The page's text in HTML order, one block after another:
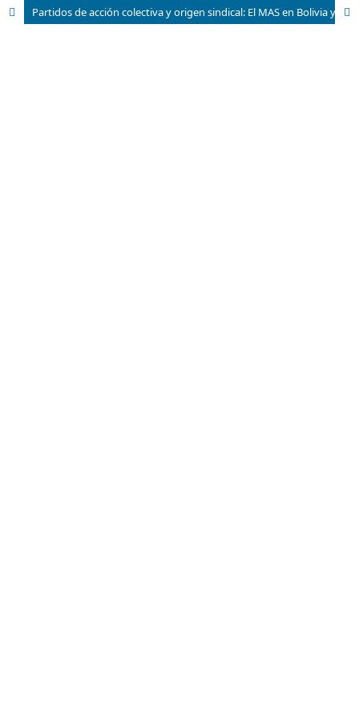
Partidos de acción colectiva y origen sindical: El MAS en Bolivia y el PT en Brasil